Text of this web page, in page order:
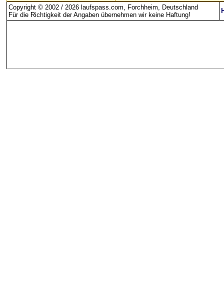
Copyright © 2002 / 2026 laufspass.com, Forchheim, Deutschland
Für die Richtigkeit der Angaben übernehmen wir keine Haftung!